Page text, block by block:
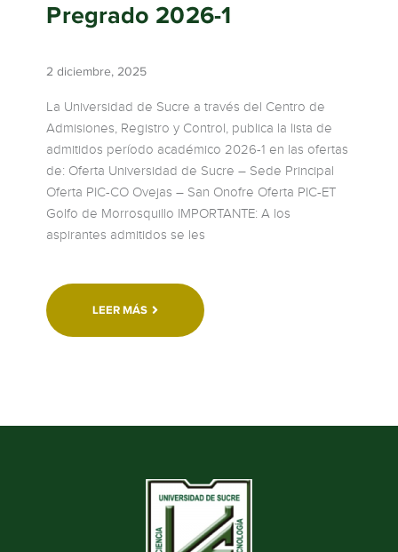
Pregrado 2026-1
2 diciembre, 2025
La Universidad de Sucre a través del Centro de
Admisiones, Registro y Control, publica la lista de
admitidos período académico 2026-1 en las ofertas
de: Oferta Universidad de Sucre – Sede Principal
Oferta PIC-CO Ovejas – San Onofre Oferta PIC-ET
Golfo de Morrosquillo IMPORTANTE: A los
aspirantes admitidos se les
LEER MÁS